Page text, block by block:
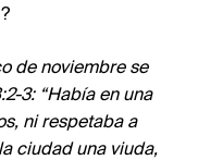
de noviembre se
3: “Había en una
ni respetaba a
ciudad una viuda,